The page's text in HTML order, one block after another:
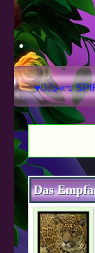
Das